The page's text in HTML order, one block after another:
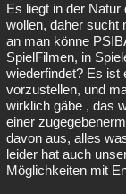
Es liegt in der
wollen, daher sucht
an man könne
SpielFilmen, in
wiederfindet? Es ist
vorzustellen, und
wirklich gäbe , das
einer
davon aus, alles
leider hat auch
Möglichkeiten mit